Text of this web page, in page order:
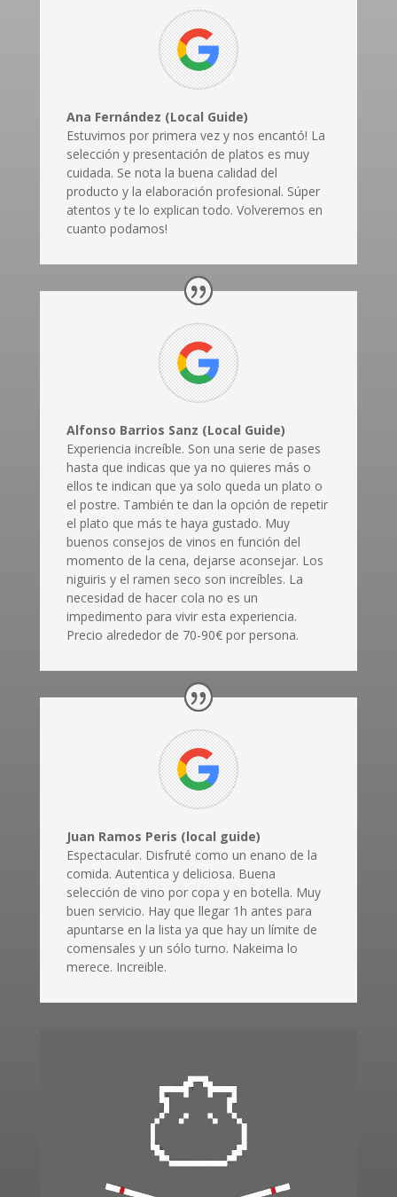
Ana Fernández (Local Guide)
Estuvimos por primera vez y nos encantó! La
selección y presentación de platos es muy
cuidada. Se nota la buena calidad del
producto y la elaboración profesional. Súper
atentos y te lo explican todo. Volveremos en
cuanto podamos!
Alfonso Barrios Sanz (Local Guide)
Experiencia increíble. Son una serie de pases
hasta que indicas que ya no quieres más o
ellos te indican que ya solo queda un plato o
el postre. También te dan la opción de repetir
el plato que más te haya gustado. Muy
buenos consejos de vinos en función del
momento de la cena, dejarse aconsejar. Los
niguiris y el ramen seco son increíbles. La
necesidad de hacer cola no es un
impedimento para vivir esta experiencia.
Precio alrededor de 70-90€ por persona.
Juan Ramos Peris (local guide)
Espectacular. Disfruté como un enano de la
comida. Autentica y deliciosa. Buena
selección de vino por copa y en botella. Muy
buen servicio. Hay que llegar 1h antes para
apuntarse en la lista ya que hay un límite de
comensales y un sólo turno. Nakeima lo
merece. Increible.